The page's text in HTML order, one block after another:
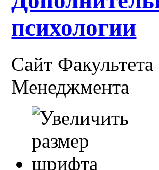
психологии
Сайт
Менеджмента